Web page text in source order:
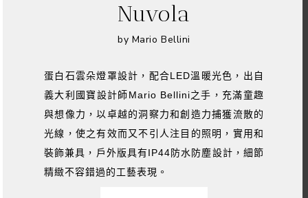
Nuvola
by Mario Bellini
蛋白石雲朵燈罩設計，配合LED溫暖光色，出自
義大利國寶設計師Mario Bellini之手，充滿童趣
與想像力，以卓越的洞察力和創造力捕獲流散的
光線，使之有效而又不引人注目的照明，實用和
裝飾兼具，戶外版具有IP44防水防塵設計，細節
精緻不容錯過的工藝表現。